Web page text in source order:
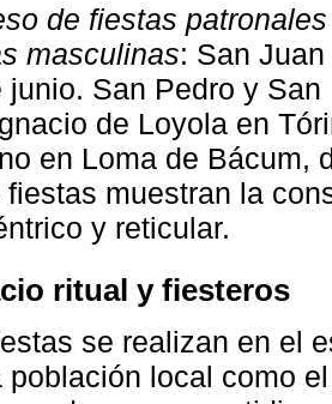
de fiestas
masculinas: San
junio. San Pedro y
de Loyola en
en Loma de Bácum,
fiestas muestran la
y reticular.
ritual y fiesteros
se realizan en el
población local como